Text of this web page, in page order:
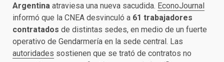
Argentina atraviesa una nueva sacudida. EconoJournal
informó que la CNEA desvinculó a 61 trabajadores
contratados de distintas sedes, en medio de un fuerte
operativo de Gendarmería en la sede central. Las
autoridades sostienen que se trató de contratos no